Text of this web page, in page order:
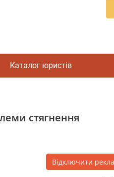
Каталог юристів
стягнення
Відключити